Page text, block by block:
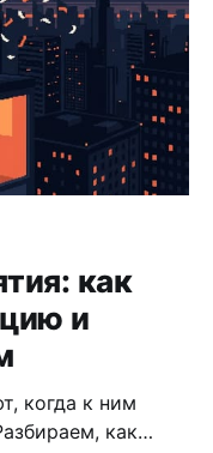
как
и
когда к ним
как